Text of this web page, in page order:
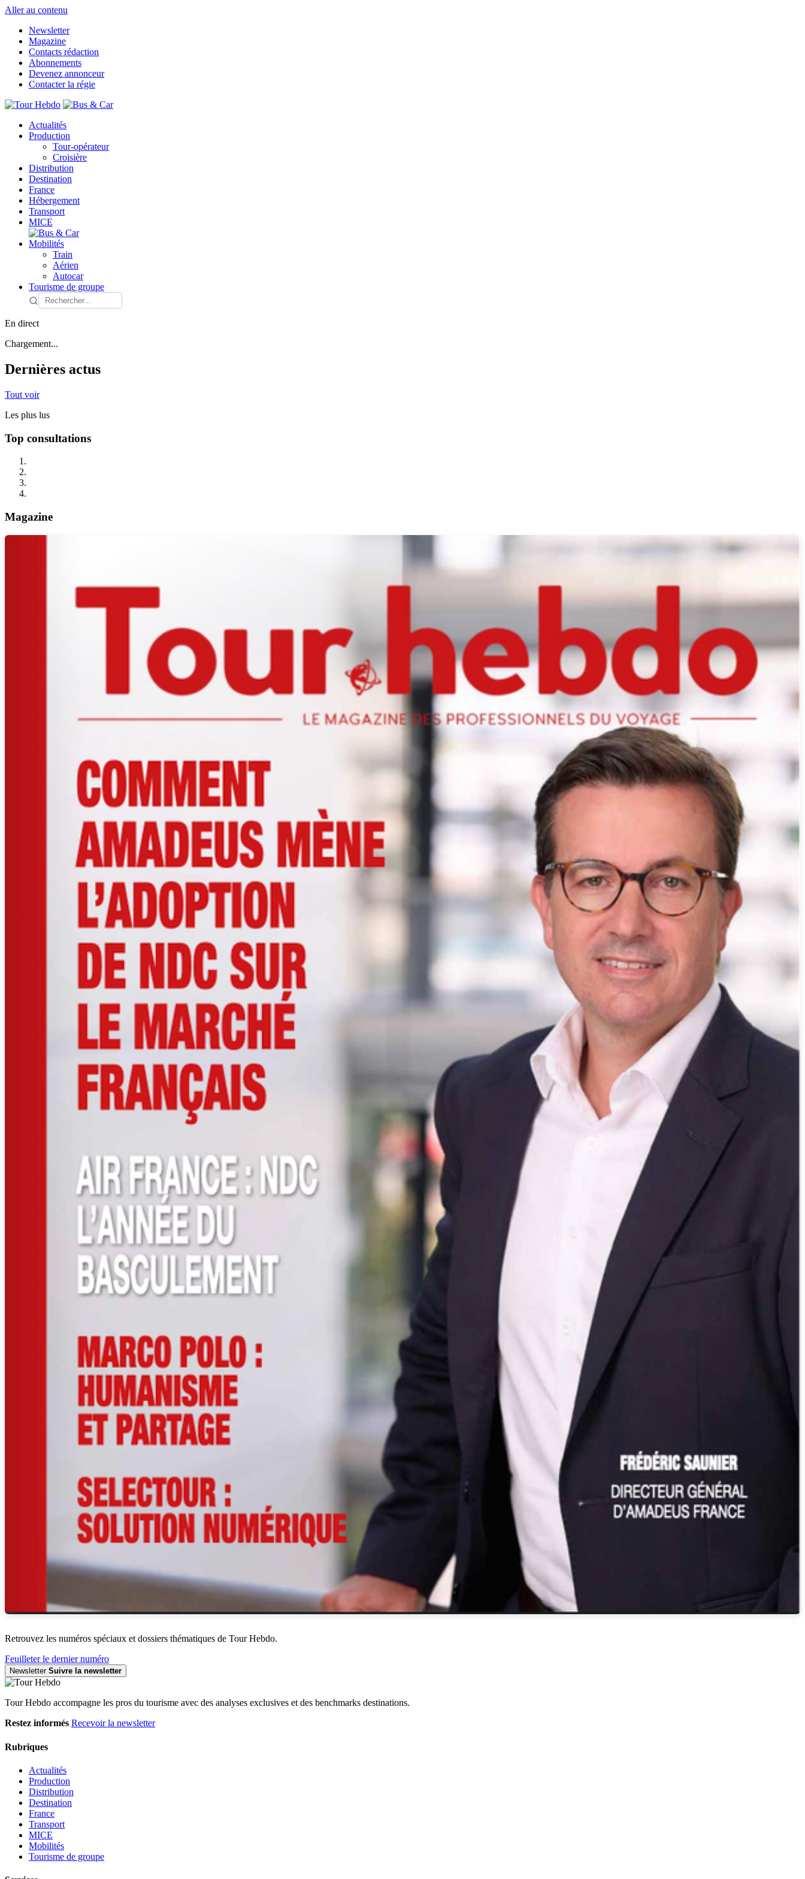
Aller au contenu
Newsletter
Magazine
Contacts rédaction
Abonnements
Devenez annonceur
Contacter la régie
Actualités
Production
Tour-opérateur
Croisière
Distribution
Destination
France
Hébergement
Transport
MICE
Mobilités
Train
Aérien
Autocar
Tourisme de groupe
En direct
Chargement...
Dernières actus
Tout voir
Les plus lus
Top consultations
Magazine
Retrouvez les numéros spéciaux et dossiers thématiques de Tour Hebdo.
Feuilleter le dernier numéro
Newsletter Suivre la newsletter
Tour Hebdo accompagne les pros du tourisme avec des analyses exclusives et des benchmarks destinations.
Restez informés Recevoir la newsletter
Rubriques
Actualités
Production
Distribution
Destination
France
Transport
MICE
Mobilités
Tourisme de groupe